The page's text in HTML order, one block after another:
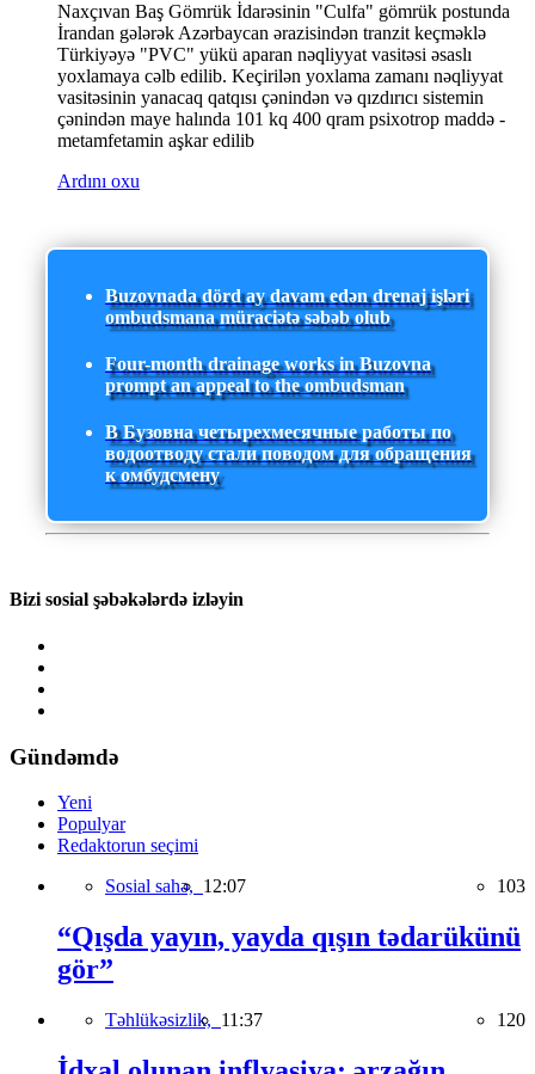
Naxçıvan Baş Gömrük İdarəsinin "Culfa" gömrük postunda
İrandan gələrək Azərbaycan ərazisindən tranzit keçməklə
Türkiyəyə "PVC" yükü aparan nəqliyyat vasitəsi əsaslı
yoxlamaya cəlb edilib. Keçirilən yoxlama zamanı nəqliyyat
vasitəsinin yanacaq qatqısı çənindən və qızdırıcı sistemin
çənindən maye halında 101 kq 400 qram psixotrop maddə -
metamfetamin aşkar edilib
Ardını oxu
Buzovnada dörd ay davam edən drenaj işləri
ombudsmana müraciətə səbəb olub
Four-month drainage works in Buzovna
prompt an appeal to the ombudsman
В Бузовна четырехмесячные работы по
водоотводу стали поводом для обращения
к омбудсмену
Bizi sosial şəbəkələrdə izləyin
Gündəmdə
Yeni
Populyar
Redaktorun seçimi
Sosial sahə, 12:07 103
“Qışda yayın, yayda qışın tədarükünü
gör”
Təhlükəsizlik, 11:37 120